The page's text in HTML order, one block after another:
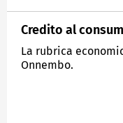
Credito al
La rubrica
Onnembo.